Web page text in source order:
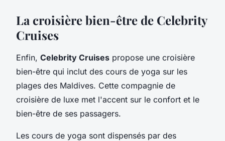
La croisière bien-être de Celebrity
Cruises
Enfin, Celebrity Cruises propose une croisière
bien-être qui inclut des cours de yoga sur les
plages des Maldives. Cette compagnie de
croisière de luxe met l'accent sur le confort et le
bien-être de ses passagers.
Les cours de yoga sont dispensés par des